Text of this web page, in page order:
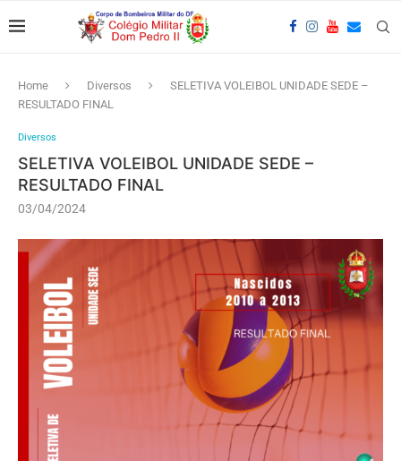
Home Diversos
SELETIVA VOLEIBOL UNIDADE SEDE –
RESULTADO FINAL
Diversos
SELETIVA VOLEIBOL UNIDADE SEDE –
RESULTADO FINAL
03/04/2024